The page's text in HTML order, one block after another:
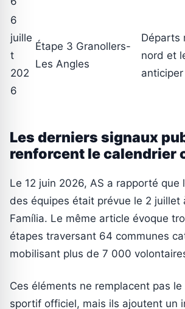
6
juille
t
202
6
Étape 3 Granollers-
Les Angles
Départs
nord et
anticiper
Les derniers signaux
renforcent le calendrier
Le 12 juin 2026, AS a rapporté que
des équipes était prévue le 2 juillet
Família. Le même article évoque
étapes traversant 64 communes
mobilisant plus de 7 000
Ces éléments ne remplacent pas
sportif officiel, mais ils ajoutent un